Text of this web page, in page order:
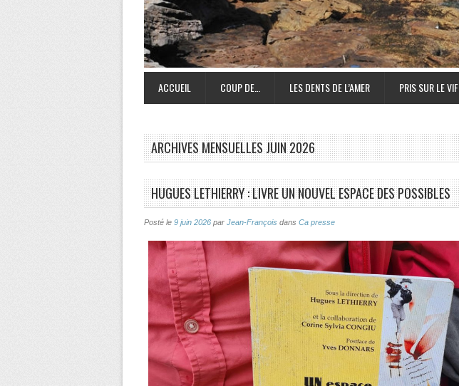
ACCUEIL COUP DE… LES DENTS DE L’AMER PRIS SUR LE VIF
ARCHIVES MENSUELLESJUIN 2026
HUGUES LETHIERRY : LIVRE UN NOUVEL ESPACE DES POSSIBLES
Posté le 9 juin 2026 par Jean-François dans Ca presse